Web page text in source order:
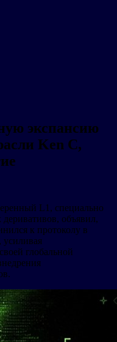
экспансию
Ken C,
L1, специально
объявил,
к протоколу в
усиливая
глобальной